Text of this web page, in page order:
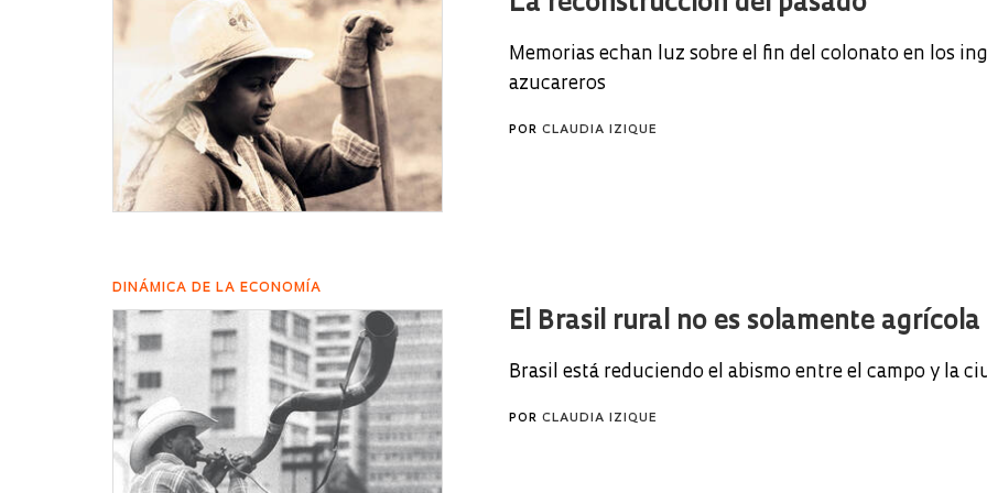
Memorias echan luz sobre el fin del colonato en los
azucareros
POR CLAUDIA IZIQUE
DINÁMICA DE LA ECONOMÍA
El Brasil rural no es solamente agrícola
Brasil está reduciendo el abismo entre el campo y la
POR CLAUDIA IZIQUE